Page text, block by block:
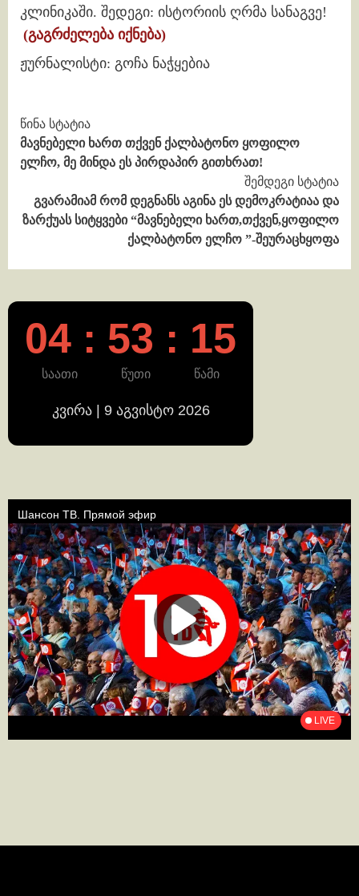
კლინიკაში. შედეგი: ისტორიის ღრმა სანაგვე!
(გაგრძელება იქნება)
ჟურნალისტი: გოჩა ნაჭყებია
Continue
Reading
წინა სტატია
მავნებელი ხართ თქვენ ქალბატონო ყოფილო
ელჩო, მე მინდა ეს პირდაპირ გითხრათ!
შემდეგი სტატია
გვარამიამ რომ დეგნანს აგინა ეს დემოკრატიაა და
ზარქუას სიტყვები “მავნებელი ხართ,თქვენ,ყოფილო
ქალბატონო ელჩო ”-შეურაცხყოფა
04 : 53 : 16
საათი წუთი წამი
კვირა | 9 აგვისტო 2026